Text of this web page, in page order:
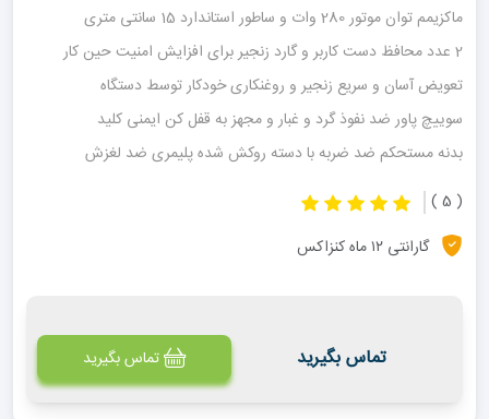
ماکزیمم توان موتور 280 وات و ساطور استاندارد 15 سانتی متری
2 عدد محافظ دست کاربر و گارد زنجیر برای افزایش امنیت حین کار
تعویض آسان و سریع زنجیر و روغنکاری خودکار توسط دستگاه
سوییچ پاور ضد نفوذ گرد و غبار و مجهز به قفل کن ایمنی کلید
بدنه مستحکم ضد ضربه با دسته روکش شده پلیمری ضد لغزش
( 5 )
گارانتی ۱۲ ماه کنزاکس
تماس بگیرید تماس بگیرید